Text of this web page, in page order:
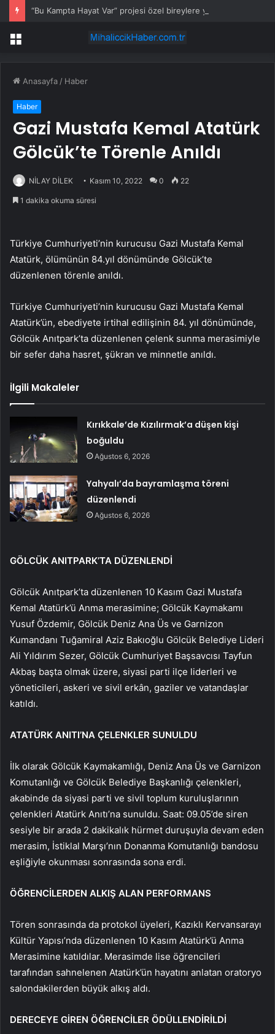
Menü
Anasayfa / Haber
Haber
Gazi Mustafa Kemal Atatürk
Gölcük’te Törenle Anıldı
NİLAY DİLEK Kasım 10, 2022 0 22
1 dakika okuma süresi
Türkiye Cumhuriyeti’nin kurucusu Gazi Mustafa Kemal
Atatürk, ölümünün 84.yıl dönümünde Gölcük’te
düzenlenen törenle anıldı.
Türkiye Cumhuriyeti’nin kurucusu Gazi Mustafa Kemal
Atatürk’ün, ebediyete irtihal edilişinin 84. yıl dönümünde,
Gölcük Anıtpark’ta düzenlenen çelenk sunma merasimiyle
bir sefer daha hasret, şükran ve minnetle anıldı.
İlgili Makaleler
Kırıkkale’de Kızılırmak’a düşen kişi
boğuldu
Ağustos 6, 2026
Yahyalı’da bayramlaşma töreni
düzenlendi
Ağustos 6, 2026
GÖLCÜK ANITPARK’TA DÜZENLENDİ
Gölcük Anıtpark’ta düzenlenen 10 Kasım Gazi Mustafa
Kemal Atatürk’ü Anma merasimine; Gölcük Kaymakamı
Yusuf Özdemir, Gölcük Deniz Ana Üs ve Garnizon
Kumandanı Tuğamiral Aziz Bakıoğlu Gölcük Belediye Lideri
Ali Yıldırım Sezer, Gölcük Cumhuriyet Başsavcısı Tayfun
Akbaş başta olmak üzere, siyasi parti ilçe liderleri ve
yöneticileri, askeri ve sivil erkân, gaziler ve vatandaşlar
katıldı.
ATATÜRK ANITI’NA ÇELENKLER SUNULDU
İlk olarak Gölcük Kaymakamlığı, Deniz Ana Üs ve Garnizon
Komutanlığı ve Gölcük Belediye Başkanlığı çelenkleri,
akabinde da siyasi parti ve sivil toplum kuruluşlarının
çelenkleri Atatürk Anıtı’na sunuldu. Saat: 09.05’de siren
sesiyle bir arada 2 dakikalık hürmet duruşuyla devam eden
merasim, İstiklal Marşı’nın Donanma Komutanlığı bandosu
eşliğiyle okunması sonrasında sona erdi.
ÖĞRENCİLERDEN ALKIŞ ALAN PERFORMANS
Tören sonrasında da protokol üyeleri, Kazıklı Kervansarayı
Kültür Yapısı’nda düzenlenen 10 Kasım Atatürk’ü Anma
Merasimine katıldılar. Merasimde lise öğrencileri
tarafından sahnelenen Atatürk’ün hayatını anlatan oratoryo
salondakilerden büyük alkış aldı.
DERECEYE GİREN ÖĞRENCİLER ÖDÜLLENDİRİLDİ